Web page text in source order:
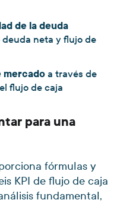
de la deuda
neta y flujo de
mercado a través de
flujo de caja
para una
fórmulas y
KPI de flujo de caja
fundamental,